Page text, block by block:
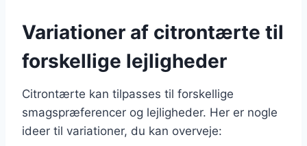
Variationer af citrontærte til
forskellige lejligheder
Citrontærte kan tilpasses til forskellige
smagspræferencer og lejligheder. Her er nogle
ideer til variationer, du kan overveje: